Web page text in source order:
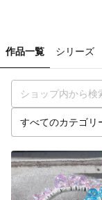
作品一覧 シリーズ